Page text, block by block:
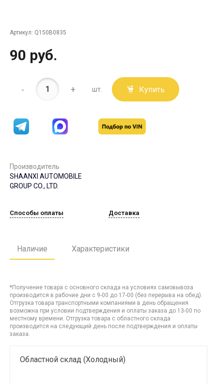
Артикул: Q150B0835
90 руб.
- + шт. Купить
Производитель
SHAANXI AUTOMOBILE
GROUP CO., LTD.
Способы оплаты Доставка
Наличие Характеристики
*Получение товара с основного склада на условиях самовывоза
производится в рабочие дни с 9-00 до 17-00 (без перерыва на обед).
Отгрузка товара транспортными компаниями в день обращения
возможна при условии подтверждения и оплаты заказа до 13-00 по
местному времени. Отгрузка товара с областного склада
производится на следующий день после подтверждения и оплаты
заказа.
Областной склад (Холодный)